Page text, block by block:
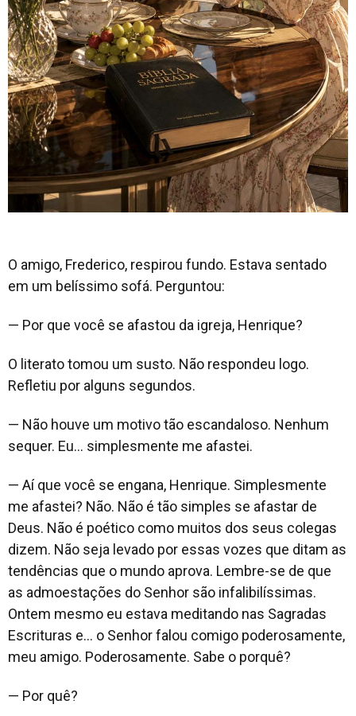
O amigo, Frederico, respirou fundo. Estava sentado
em um belíssimo sofá. Perguntou:
— Por que você se afastou da igreja, Henrique?
O literato tomou um susto. Não respondeu logo.
Refletiu por alguns segundos.
— Não houve um motivo tão escandaloso. Nenhum
sequer. Eu… simplesmente me afastei.
— Aí que você se engana, Henrique. Simplesmente
me afastei? Não. Não é tão simples se afastar de
Deus. Não é poético como muitos dos seus colegas
dizem. Não seja levado por essas vozes que ditam as
tendências que o mundo aprova. Lembre-se de que
as admoestações do Senhor são infalibilíssimas.
Ontem mesmo eu estava meditando nas Sagradas
Escrituras e… o Senhor falou comigo poderosamente,
meu amigo. Poderosamente. Sabe o porquê?
— Por quê?